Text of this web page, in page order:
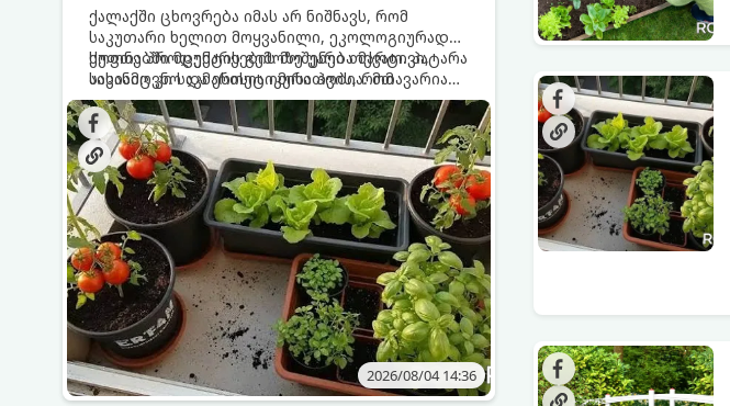
ქალაქში ცხოვრება იმას არ ნიშნავს, რომ
საკუთარი ხელით მოყვანილი, ეკოლოგიურად
სუფთა პროდუქტის გემოზე უარი თქვათ. პატარა
აივანიც კი საკმარისია იმისათვის, რომ
მოიწყოთ მინი-ბოსტანი, საიდანაც
ყოველდღიურად ახალ, არომატულ მწვანილსა
და ბოსტნეულს მოკრეფთ.
ქოთნებში მცენარეების მოშენება მარტივი,
სასიამოვნო და ესთეტიკური ჰობია. მთავარია
იცოდეთ, რომელი კულტურები ეგუებიან
ქოთნის პირობებს ყველაზე კარგად და როგორ
მოუაროთ მათ სწორად.
2026/08/04 14:36